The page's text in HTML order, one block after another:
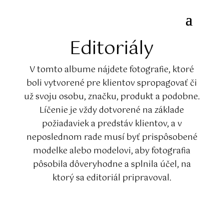
Editoriály
V tomto albume nájdete fotografie, ktoré
boli vytvorené pre klientov spropagovať či
už svoju osobu, značku, produkt a podobne.
Líčenie je vždy dotvorené na základe
požiadaviek a predstáv klientov, a v
neposlednom rade musí byť prispôsobené
modelke alebo modelovi, aby fotografia
pôsobila dôveryhodne a splnila účel, na
ktorý sa editoriál pripravoval.